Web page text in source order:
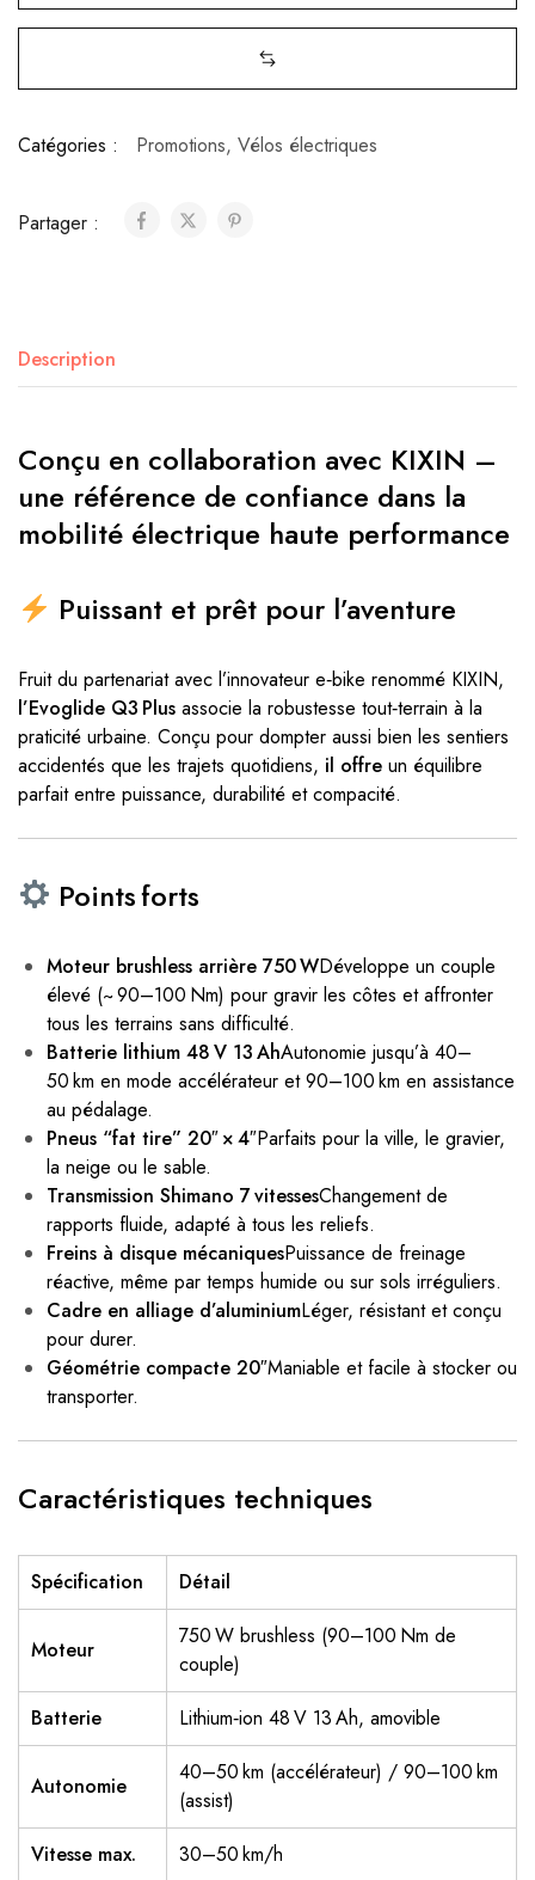
Catégories : Promotions, Vélos électriques
Partager :
Description
Conçu en collaboration avec KIXIN –
une référence de confiance dans la
mobilité électrique haute performance
Puissant et prêt pour l’aventure
Fruit du partenariat avec l’innovateur e‑bike renommé KIXIN,
l’Evoglide Q3 Plus associe la robustesse tout‑terrain à la
praticité urbaine. Conçu pour dompter aussi bien les sentiers
accidentés que les trajets quotidiens, il offre un équilibre
parfait entre puissance, durabilité et compacité.
Points forts
Moteur brushless arrière 750 WDéveloppe un couple
élevé (~ 90–100 Nm) pour gravir les côtes et affronter
tous les terrains sans difficulté.
Batterie lithium 48 V 13 AhAutonomie jusqu’à 40–
50 km en mode accélérateur et 90–100 km en assistance
au pédalage.
Pneus “fat tire” 20″ × 4″Parfaits pour la ville, le gravier,
la neige ou le sable.
Transmission Shimano 7 vitessesChangement de
rapports fluide, adapté à tous les reliefs.
Freins à disque mécaniquesPuissance de freinage
réactive, même par temps humide ou sur sols irréguliers.
Cadre en alliage d’aluminiumLéger, résistant et conçu
pour durer.
Géométrie compacte 20″Maniable et facile à stocker ou
transporter.
Caractéristiques techniques
Spécification Détail
Moteur
750 W brushless (90–100 Nm de
couple)
Batterie
Lithium‑ion 48 V 13 Ah, amovible
Autonomie
40–50 km (accélérateur) / 90–100 km
(assist)
Vitesse max.
30–50 km/h